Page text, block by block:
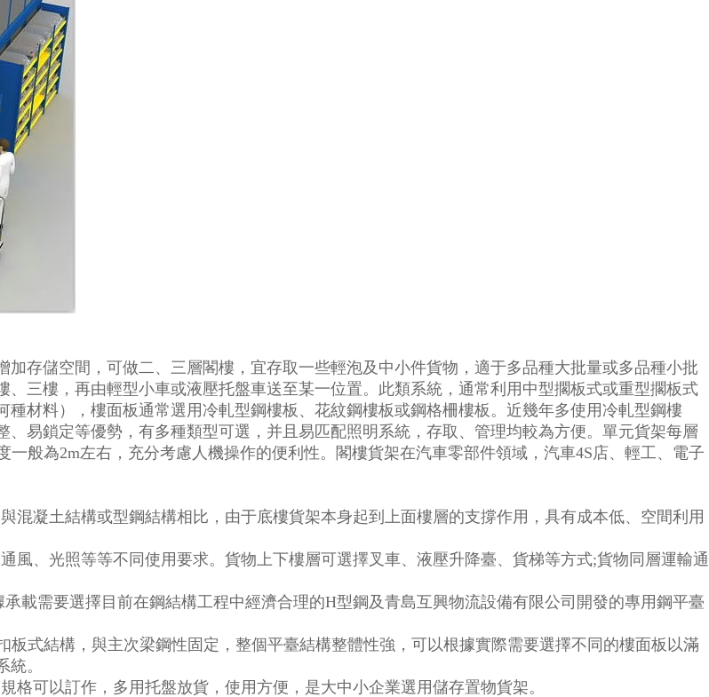
存儲空間，可做二、三層閣樓，宜存取一些輕泡及中小件貨物，適于多品種大批量或多品種小批
三樓，再由輕型小車或液壓托盤車送至某一位置。此類系統，通常利用中型擱板式或重型擱板式
材料），樓面板通常選用冷軋型鋼樓板、花紋鋼樓板或鋼格柵樓板。近幾年多使用冷軋型鋼樓
易鎖定等優勢，有多種類型可選，并且易匹配照明系統，存取、管理均較為方便。單元貨架每層
般為2m左右，充分考慮人機操作的便利性。閣樓貨架在汽車零部件領域，汽車4S店、輕工、電子
混凝土結構或型鋼結構相比，由于底樓貨架本身起到上面樓層的支撐作用，具有成本低、空間利用
風、光照等等不同使用要求。貨物上下樓層可選擇叉車、液壓升降臺、貨梯等方式;貨物同層運輸通
載需要選擇目前在鋼結構工程中經濟合理的H型鋼及青島互興物流設備有限公司開發的專用鋼平臺
式結構，與主次梁鋼性固定，整個平臺結構整體性強，可以根據實際需要選擇不同的樓面板以滿
。
格可以訂作，多用托盤放貨，使用方便，是大中小企業選用儲存置物貨架。